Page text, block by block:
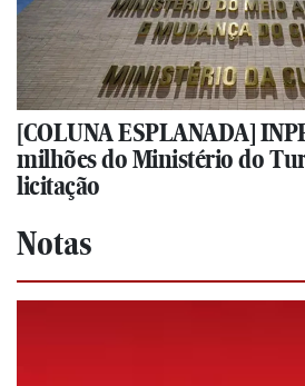
[COLUNA ESPLANADA]
milhões do Ministério do
licitação
Notas